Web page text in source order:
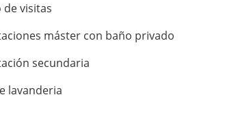
de visitas
máster con baño privado
secundaria
lavanderia